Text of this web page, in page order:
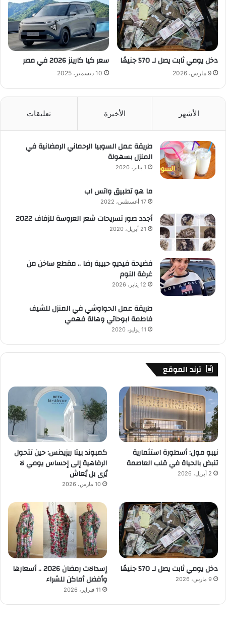
دخل يومي ثابت يصل لـ 570 جنيهًا
9 مارس، 2026
سعر كيا كارينز 2026 في مصر
10 ديسمبر، 2025
الأشهر الأخيرة تعليقات
طريقة عمل السوبيا الرحماني الرمضانية في
المنزل بسهولة
1 يناير، 2020
ما هو تطبيق واتس اب
17 أغسطس، 2022
أجدد صور تسريحات شعر العروسة للزفاف 2022
21 أبريل، 2020
فضيحة فيديو حبيبة رضا .. مقطع ساخن من
غرفة النوم
12 يناير، 2026
طريقة عمل الحواوشي في المنزل للشيف
فاطمة ابوحاتي وهالة فهمي
11 يوليو، 2020
ترند الموقع
نيبو مول: أسطورة استثمارية
تنبض بالحياة في قلب العاصمة
2 أبريل، 2026
كمبوند بيتا ريزيدنس: حين تتحول
الرفاهية إلى إحساس يومي لا
يُرى بل يُعاش
10 مارس، 2026
دخل يومي ثابت يصل لـ 570 جنيهًا
9 مارس، 2026
إسدالات رمضان 2026 .. أسعارها
وأفضل أماكن للشراء
11 فبراير، 2026